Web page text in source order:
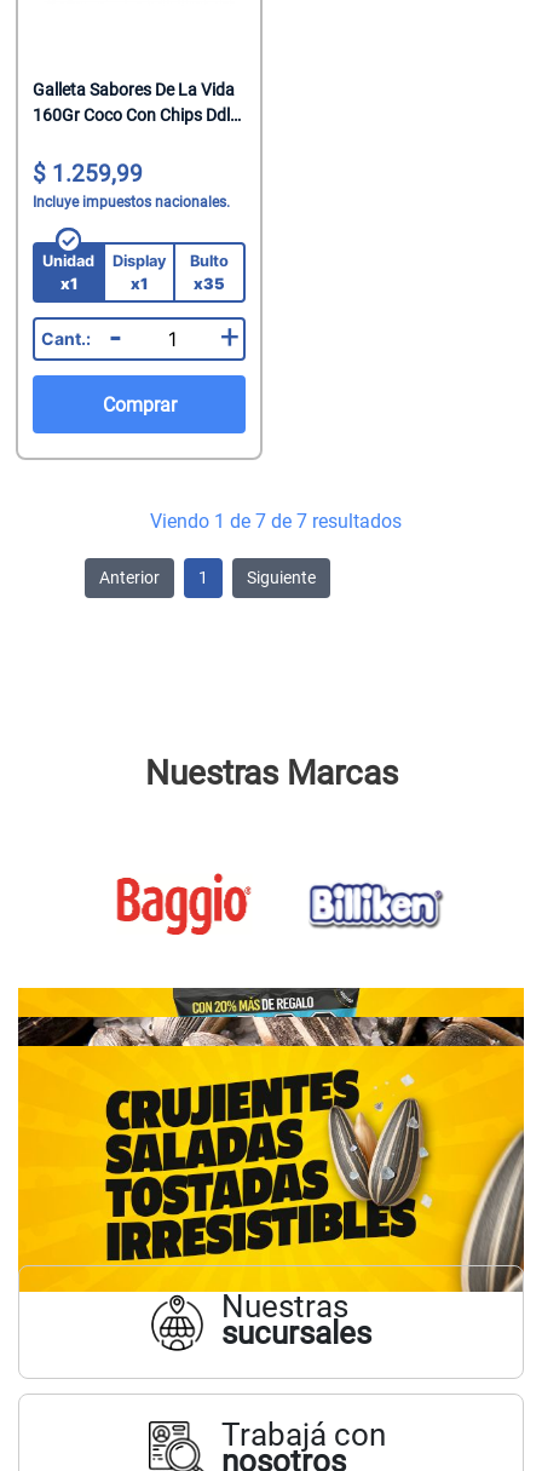
Galleta Sabores De La Vida
160Gr Coco Con Chips Ddl
1.259,99
Incluye impuestos nacionales.
Unidad
x1
Display
x1
Bulto
x35
- +
Comprar
Viendo 1 de 7 de 7 resultados
Anterior 1 Siguiente
Nuestras Marcas
Nuestras
sucursales
Trabajá con
nosotros